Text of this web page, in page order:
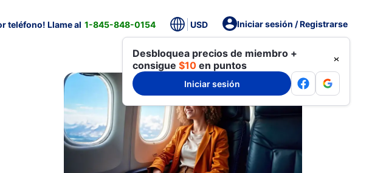
teléfono! Llame al 1-845-848-0154 USD Iniciar sesión / Registrarse
Desbloquea precios de miembro +
consigue $10 en puntos
Iniciar sesión